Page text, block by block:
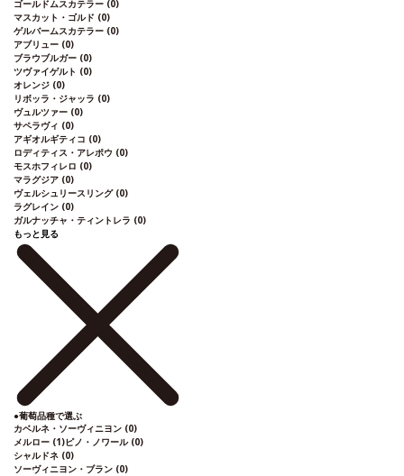
ゴールドムスカテラー (0)
マスカット・ゴルド (0)
ゲルバームスカテラー (0)
アブリュー (0)
ブラウブルガー (0)
ツヴァイゲルト (0)
オレンジ (0)
リボッラ・ジャッラ (0)
ヴュルツァー (0)
サペラヴィ (0)
アギオルギティコ (0)
ロディティス・アレポウ (0)
モスホフィレロ (0)
マラグジア (0)
ヴェルシュリースリング (0)
ラグレイン (0)
ガルナッチャ・ティントレラ (0)
もっと見る
●葡萄品種で選ぶ
カベルネ・ソーヴィニヨン (0)
メルロー (1)ピノ・ノワール (0)
シャルドネ (0)
ソーヴィニヨン・ブラン (0)